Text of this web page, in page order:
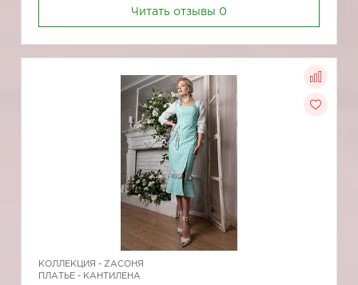
Читать отзывы 0
КОЛЛЕКЦИЯ - ZAСОНЯ
ПЛАТЬЕ - КАНТИЛЕНА